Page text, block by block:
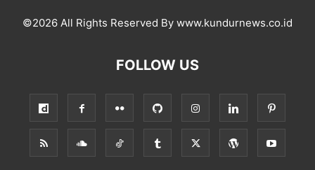
©2026 All Rights Reserved By www.kundurnews.co.id
FOLLOW US